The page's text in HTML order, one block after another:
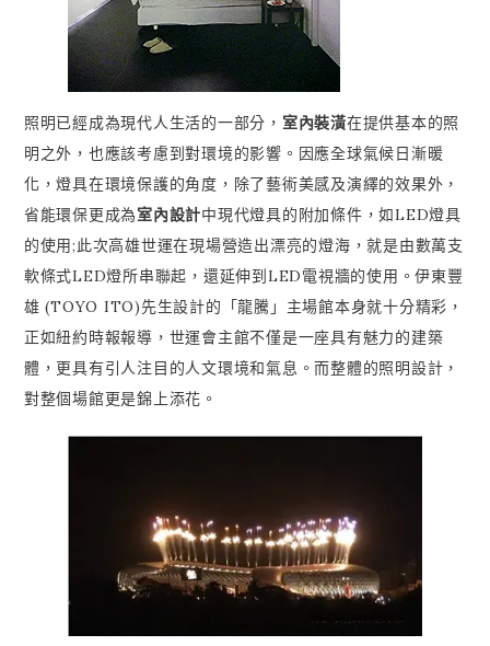
照明已經成為現代人生活的一部分， 室內裝潢在提供基本的照
明之外，也應該考慮到對環境的影響。因應全球氣候日漸暖
化，燈具在環境保護的角度，除了藝術美感及演繹的效果外，
省能環保更成為室內設計中現代燈具的附加條件，如LED燈具
的使用;此次高雄世運在現場營造出漂亮的燈海，就是由數萬支
軟條式LED燈所串聯起，還延伸到LED電視牆的使用。伊東豐
雄 (TOYO ITO)先生設計的「龍騰」主場館本身就十分精彩，
正如紐約時報報導，世運會主館不僅是一座具有魅力的建築
體，更具有引人注目的人文環境和氣息。而整體的照明設計，
對整個場館更是錦上添花。